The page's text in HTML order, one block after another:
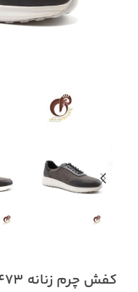
کفش چرم زنانه mrc1473